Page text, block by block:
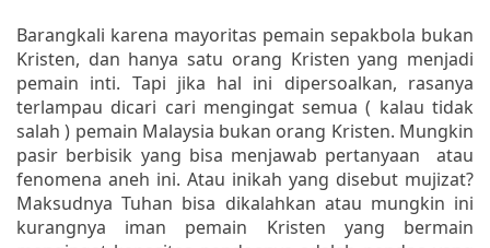
Barangkali karena mayoritas pemain sepakbola bukan
Kristen, dan hanya satu orang Kristen yang menjadi
pemain inti. Tapi jika hal ini dipersoalkan, rasanya
terlampau dicari cari mengingat semua ( kalau tidak
salah ) pemain Malaysia bukan orang Kristen. Mungkin
pasir berbisik yang bisa menjawab pertanyaan atau
fenomena aneh ini. Atau inikah yang disebut mujizat?
Maksudnya Tuhan bisa dikalahkan atau mungkin ini
kurangnya iman pemain Kristen yang bermain